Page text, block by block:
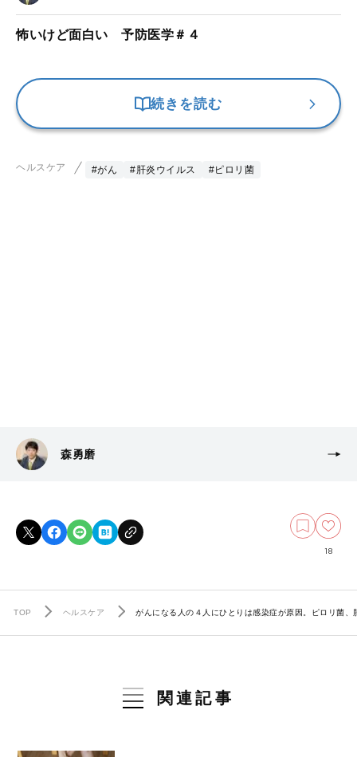
怖いけど面白い 予防医学＃４
続きを読む
ヘルスケア #がん #肝炎ウイルス #ピロリ菌
森勇磨
18
TOP ヘルスケア がんになる人の４人にひとりは感染症が原因。ピロリ菌
関連記事